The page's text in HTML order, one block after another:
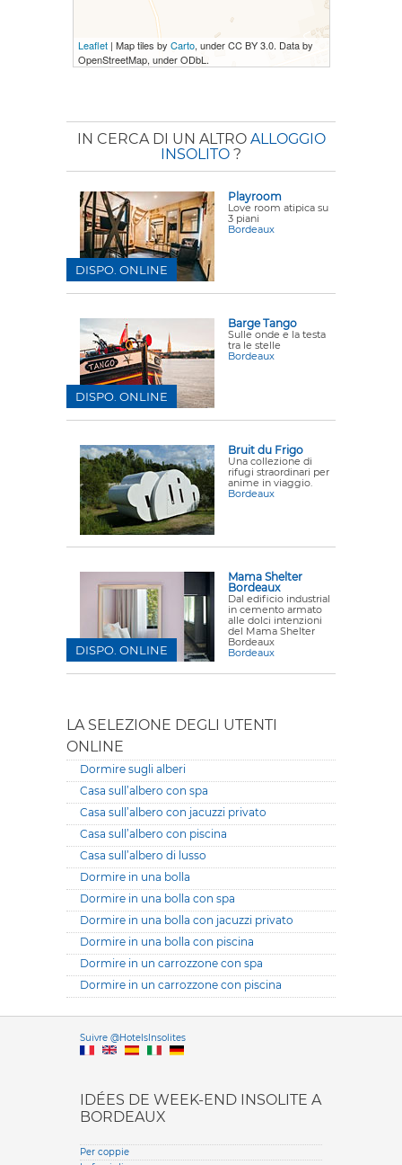
Leaflet| Map tiles by Carto, under CC BY 3.0. Data by
OpenStreetMap, under ODbL.
IN CERCA DI UN ALTRO ALLOGGIO
INSOLITO ?
Playroom
Love room atipica su
3 piani
Bordeaux
DISPO. ONLINE
Barge Tango
Sulle onde e la testa
tra le stelle
Bordeaux
DISPO. ONLINE
Bruit du Frigo
Una collezione di
rifugi straordinari per
anime in viaggio.
Bordeaux
Mama Shelter
Bordeaux
Dal edificio industrial
in cemento armato
alle dolci intenzioni
del Mama Shelter
Bordeaux
Bordeaux
DISPO. ONLINE
LA SELEZIONE DEGLI UTENTI
ONLINE
Dormire sugli alberi
Casa sull’albero con spa
Casa sull’albero con jacuzzi privato
Casa sull’albero con piscina
Casa sull’albero di lusso
Dormire in una bolla
Dormire in una bolla con spa
Dormire in una bolla con jacuzzi privato
Dormire in una bolla con piscina
Dormire in un carrozzone con spa
Dormire in un carrozzone con piscina
Suivre @HotelsInsolitesVersione
IDÉES DE WEEK-END INSOLITE A
BORDEAUX
Per coppie